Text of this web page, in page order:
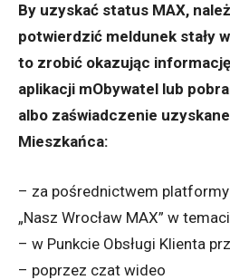
By uzyskać status MAX,
potwierdzić meldunek stały
to zrobić okazując
aplikacji mObywatel lub
albo zaświadczenie
Mieszkańca:
– za pośrednictwem
„Nasz Wrocław MAX” w
– w Punkcie Obsługi Klienta
– poprzez czat wideo